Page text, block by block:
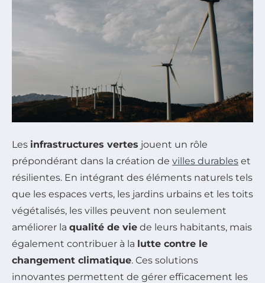
Les infrastructures vertes jouent un rôle
prépondérant dans la création de villes durables et
résilientes. En intégrant des éléments naturels tels
que les espaces verts, les jardins urbains et les toits
végétalisés, les villes peuvent non seulement
améliorer la qualité de vie de leurs habitants, mais
également contribuer à la lutte contre le
changement climatique. Ces solutions
innovantes permettent de gérer efficacement les